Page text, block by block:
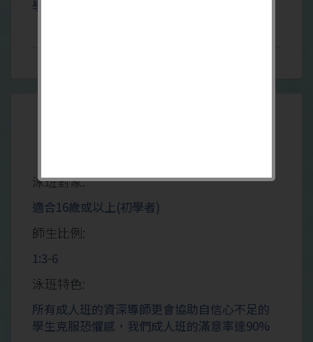
學生克服恐懼感，我們成人班的滿意率達90%
泳班對象:
適合16歲或以上(初學者)
師生比例:
1:3-6
泳班特色:
所有成人班的資深導師更會協助自信心不足的
學生克服恐懼感，我們成人班的滿意率達90%